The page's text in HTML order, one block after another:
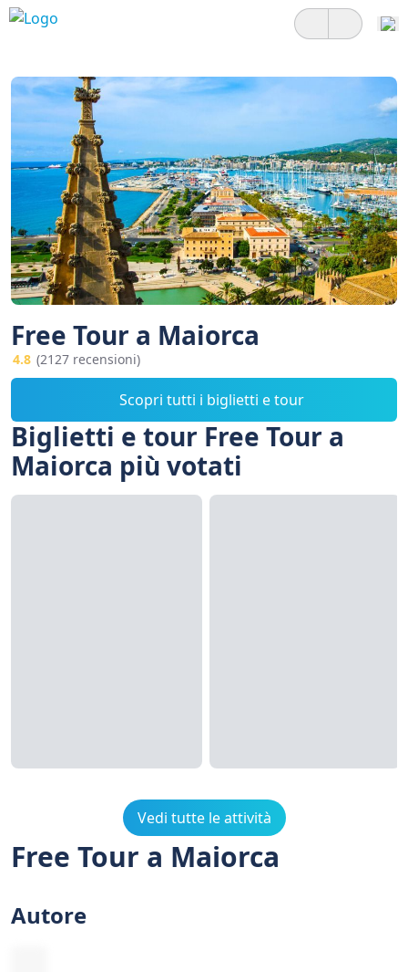
Free Tour a Maiorca
4.8 (2127 recensioni)
Scopri tutti i biglietti e tour
Biglietti e tour Free Tour a
Maiorca più votati
Vedi tutte le attività
Free Tour a Maiorca
Autore